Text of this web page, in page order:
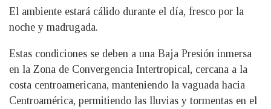
El ambiente estará cálido durante el día, fresco por la
noche y madrugada.
Estas condiciones se deben a una Baja Presión inmersa
en la Zona de Convergencia Intertropical, cercana a la
costa centroamericana, manteniendo la vaguada hacia
Centroamérica, permitiendo las lluvias y tormentas en el